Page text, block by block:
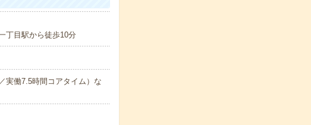
丁目駅から徒歩10分
実働7.5時間コアタイム）な